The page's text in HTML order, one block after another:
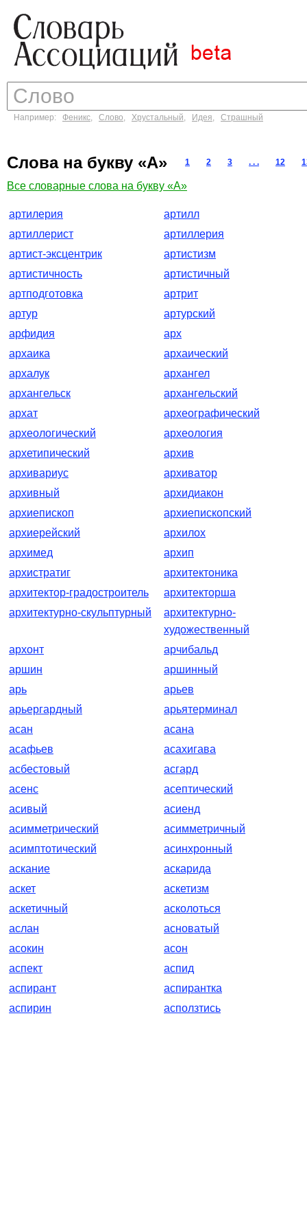
Например: Феникс, Слово, Хрустальный, Идея, Страшный
Слова на букву «А» 1 2 3 . . . 12
Все словарные слова на букву «А»
артилерия
артилл
артиллерист
артиллерия
артист-эксцентрик
артистизм
артистичность
артистичный
артподготовка
артрит
артур
артурский
арфидия
арх
архаика
архаический
архалук
архангел
архангельск
архангельский
архат
археографический
археологический
археология
архетипический
архив
архивариус
архиватор
архивный
архидиакон
архиепископ
архиепископский
архиерейский
архилох
архимед
архип
архистратиг
архитектоника
архитектор-градостроитель
архитекторша
архитектурно-скульптурный
архитектурно-
художественный
архонт
арчибальд
аршин
аршинный
арь
арьев
арьергардный
арьятерминал
асан
асана
асафьев
асахигава
асбестовый
асгард
асенс
асептический
асивый
асиенд
асимметрический
асимметричный
асимптотический
асинхронный
аскание
аскарида
аскет
аскетизм
аскетичный
асколоться
аслан
асноватый
асокин
асон
аспект
аспид
аспирант
аспирантка
аспирин
асползтись